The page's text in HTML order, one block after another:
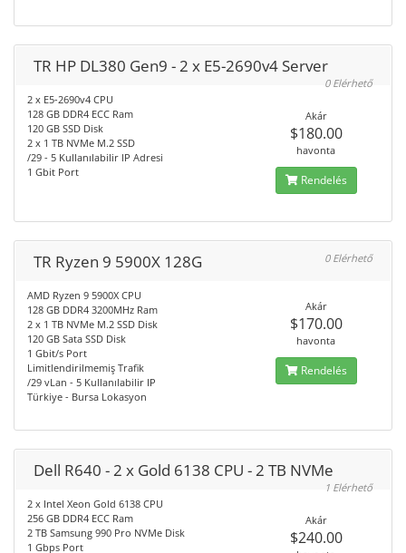
TR HP DL380 Gen9 - 2 x E5-2690v4 Server
0 Elérhető
2 x E5-2690v4 CPU
128 GB DDR4 ECC Ram
120 GB SSD Disk
2 x 1 TB NVMe M.2 SSD
/29 - 5 Kullanılabilir IP Adresi
1 Gbit Port
Akár
$180.00
havonta
Rendelés
TR Ryzen 9 5900X 128G 0 Elérhető
AMD Ryzen 9 5900X CPU
128 GB DDR4 3200MHz Ram
2 x 1 TB NVMe M.2 SSD Disk
120 GB Sata SSD Disk
1 Gbit/s Port
Limitlendirilmemiş Trafik
/29 vLan - 5 Kullanılabilir IP
Türkiye - Bursa Lokasyon
Akár
$170.00
havonta
Rendelés
Dell R640 - 2 x Gold 6138 CPU - 2 TB NVMe
1 Elérhető
2 x Intel Xeon Gold 6138 CPU
256 GB DDR4 ECC Ram
2 TB Samsung 990 Pro NVMe Disk
1 Gbps Port
Akár
$240.00